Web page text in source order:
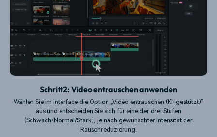
Schritt2: Video entrauschen anwenden
Wählen Sie im Interface die Option „Video entrauschen (KI-gestützt)“
aus und entscheiden Sie sich für eine der drei Stufen
(Schwach/Normal/Stark), je nach gewünschter Intensität der
Rauschreduzierung.